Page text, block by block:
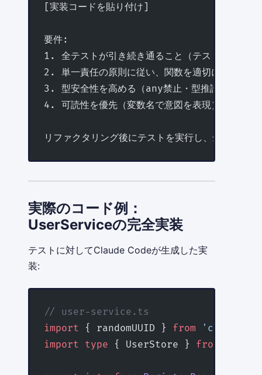
[実装コードを貼り付け]
要件:
1. 全テストが引き続き通ること（テストコードの
2. 単一責任の原則に従い、関数を適切に分割
3. 型安全性を高める（any禁止・型推論を活用）
4. 可読性を優先（変数名で意図を表現）
リファクタリング後にテストを実行し、全件パス
実際のコード例：
UserServiceの完全実装
テストに対してClaude Codeが生成した実
装:
// user-service.ts
import { randomUUID } from 'crypto'
import type { UserStore } from